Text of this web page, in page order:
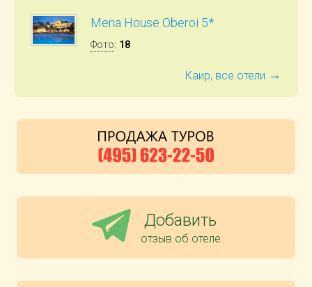
Mena House Oberoi 5*
Фото: 18
Каир, все отели →
Добавить
отзыв об отеле